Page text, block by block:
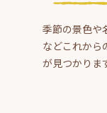
季節の景色や
などこれから
が見つかりま